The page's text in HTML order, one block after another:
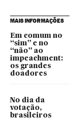
MAIS INFORMAÇÕES
Em comum no
“sim” e no
“não” ao
impeachment:
os grandes
doadores
No dia da
votação,
brasileiros